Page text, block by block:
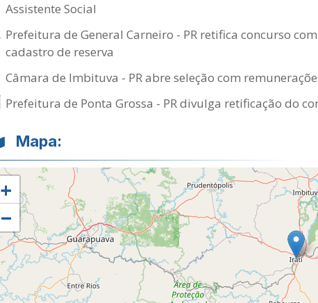
Assistente Social
Prefeitura de General Carneiro - PR retifica concurso
cadastro de reserva
Câmara de Imbituva - PR abre seleção com
Prefeitura de Ponta Grossa - PR divulga retificação do
Mapa:
+
−